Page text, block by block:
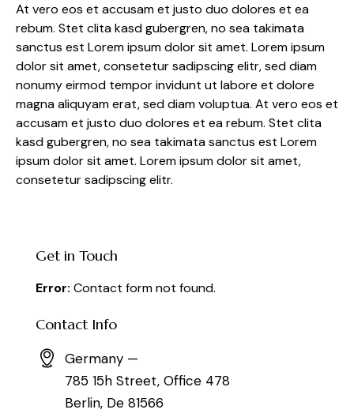
At vero eos et accusam et justo duo dolores et ea
rebum. Stet clita kasd gubergren, no sea takimata
sanctus est Lorem ipsum dolor sit amet. Lorem ipsum
dolor sit amet, consetetur sadipscing elitr, sed diam
nonumy eirmod tempor invidunt ut labore et dolore
magna aliquyam erat, sed diam voluptua. At vero eos et
accusam et justo duo dolores et ea rebum. Stet clita
kasd gubergren, no sea takimata sanctus est Lorem
ipsum dolor sit amet. Lorem ipsum dolor sit amet,
consetetur sadipscing elitr.
Get in Touch
Error: Contact form not found.
Contact Info
Germany —
785 15h Street, Office 478
Berlin, De 81566